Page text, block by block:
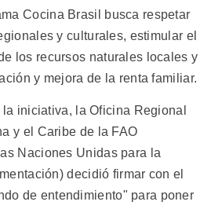
Cocina Brasil busca respetar
y culturales, estimular el
los recursos naturales locales y
y mejora de la renta familiar.
iniciativa, la Oficina Regional
y el Caribe de la FAO
Naciones Unidas para la
decidió firmar con el
de entendimiento" para poner